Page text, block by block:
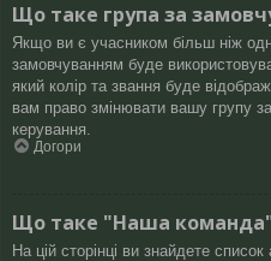
Що таке група за
Якщо ви є учасником більш ніж
замовчуванням буде
який колір та звання буде
вам право змінювати вашу групу
керування.
Догори
Що таке "Наша
На цій сторінці ви знайдете список